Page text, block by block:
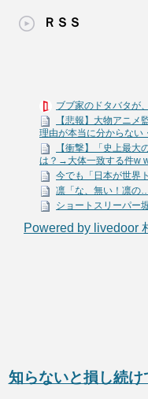
ＲＳＳ
ブブ家のドタバタが
【悲報】大物アニメ
理由が本当に分からない
【衝撃】「史上最
は？→大体一致する件w
今でも「日本が世界
凛「な、無い！凛の
ショートスリーパー
Powered by livedoor
知らないと損し続